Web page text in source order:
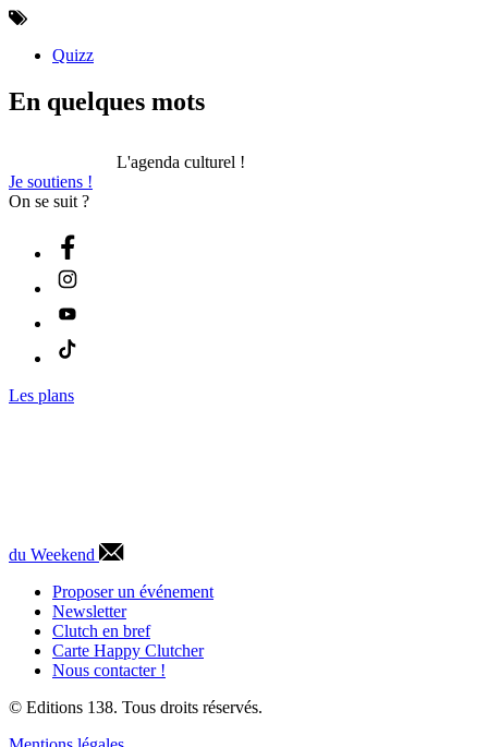
Quizz
En quelques mots
L'agenda culturel !
Je soutiens !
On se suit ?
Les plans
du Weekend
Proposer un événement
Newsletter
Clutch en bref
Carte Happy Clutcher
Nous contacter !
© Editions 138. Tous droits réservés.